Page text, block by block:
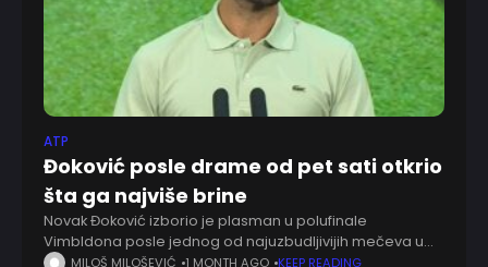
ATP
Đoković posle drame od pet sati otkrio
šta ga najviše brine
Novak Đoković izborio je plasman u polufinale
Vimbldona posle jednog od najuzbudljivijih mečeva u
karijeri. Srpski teniser je posle pet sati i 15 minuta igre
MILOŠ MILOŠEVIĆ 1 MONTH AGO KEEP READING